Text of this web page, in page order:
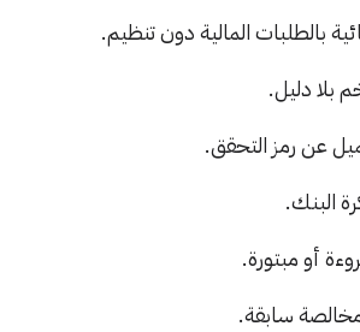
بالطلبات المالية دون تنظيم.
دليل.
عن رمز التحقق.
البنك.
أو مبتورة.
سابقة.